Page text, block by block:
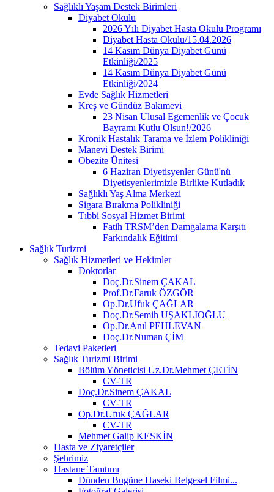
Sağlıklı Yaşam Destek Birimleri
Diyabet Okulu
2026 Yılı Diyabet Hasta Okulu Programı
Diyabet Hasta Okulu/15.04.2026
14 Kasım Dünya Diyabet Günü
Etkinliği/2025
14 Kasım Dünya Diyabet Günü
Etkinliği/2024
Evde Sağlık Hizmetleri
Kreş ve Gündüz Bakımevi
23 Nisan Ulusal Egemenlik ve Çocuk
Bayramı Kutlu Olsun!/2026
Kronik Hastalık Tarama ve İzlem Polikliniği
Manevi Destek Birimi
Obezite Ünitesi
6 Haziran Diyetisyenler Günü'nü
Diyetisyenlerimizle Birlikte Kutladık
Sağlıklı Yaş Alma Merkezi
Sigara Bırakma Polikliniği
Tıbbi Sosyal Hizmet Birimi
Fatih TRSM’den Damgalama Karşıtı
Farkındalık Eğitimi
Sağlık Turizmi
Sağlık Hizmetleri ve Hekimler
Doktorlar
Doç.Dr.Sinem ÇAKAL
Prof.Dr.Faruk ÖZGÖR
Op.Dr.Ufuk ÇAĞLAR
Doç.Dr.Semih UŞAKLIOĞLU
Op.Dr.Anıl PEHLEVAN
Doç.Dr.Numan ÇİM
Tedavi Paketleri
Sağlık Turizmi Birimi
Bölüm Yöneticisi Uz.Dr.Mehmet ÇETİN
CV-TR
Doç.Dr.Sinem ÇAKAL
CV-TR
Op.Dr.Ufuk ÇAĞLAR
CV-TR
Mehmet Galip KESKİN
Hasta ve Ziyaretçiler
Şehrimiz
Hastane Tanıtımı
Dünden Bugüne Haseki Belgesel Filmi...